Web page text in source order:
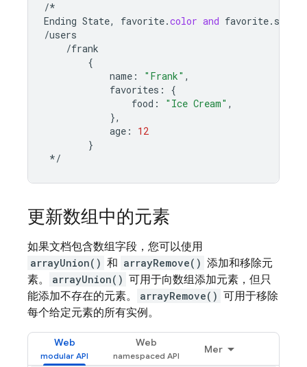
/*
Ending State, favorite.color and favorite.
/users
/frank
{
name : "Frank" ,
favorites :
{
food : "Ice Cream" ,
},
age :
12
}
*/
更新数组中的元素
如果文档包含数组字段，您可以使用
arrayUnion() 和 arrayRemove() 添加和移除元
素。
arrayUnion() 可用于向数组添加元素，但只
能添加不存在的元素。
arrayRemove() 可用于移除
每个给定元素的所有实例。
Web Web
Mer